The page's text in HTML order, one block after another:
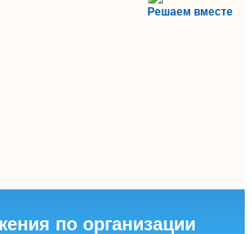
Решаем вместе
по организации